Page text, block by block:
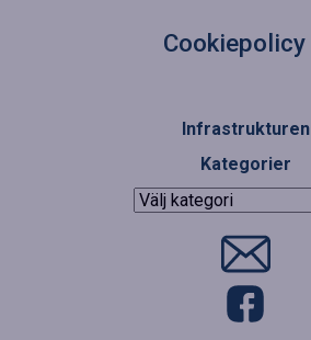
Cookiepolicy
Infrastrukturen
Kategorier
Kategorier